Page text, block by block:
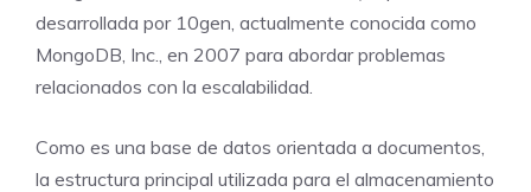
desarrollada por 10gen, actualmente conocida como
MongoDB, Inc., en 2007 para abordar problemas
relacionados con la escalabilidad.
Como es una base de datos orientada a documentos,
la estructura principal utilizada para el almacenamiento